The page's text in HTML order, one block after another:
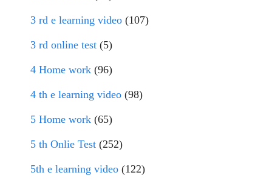
3 rd e learning video (107)
3 rd online test (5)
4 Home work (96)
4 th e learning video (98)
5 Home work (65)
5 th Onlie Test (252)
5th e learning video (122)